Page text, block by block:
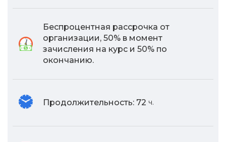
Беспроцентная рассрочка от
организации, 50% в момент
зачисления на курс и 50% по
окончанию.
Продолжительность: 72 ч.